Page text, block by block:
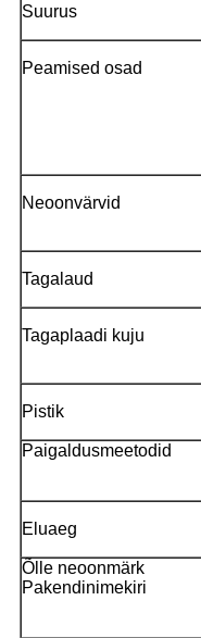
Suurus
Peamised osad
Neoonvärvid
Tagalaud
Tagaplaadi kuju
Pistik
Paigaldusmeetodid
Eluaeg
Õlle neoonmärk
Pakendinimekiri